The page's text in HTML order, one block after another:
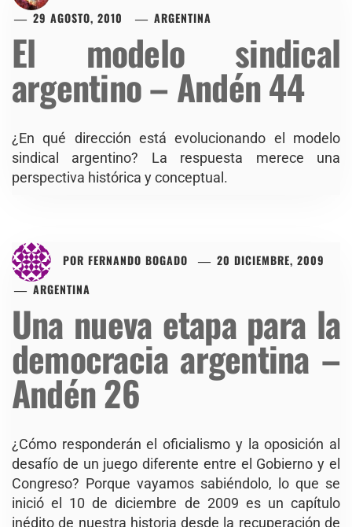
29 AGOSTO, 2010
ARGENTINA
El modelo sindical
argentino – Andén 44
¿En qué dirección está evolucionando el modelo
sindical argentino? La respuesta merece una
perspectiva histórica y conceptual.
POR FERNANDO BOGADO
20 DICIEMBRE, 2009
ARGENTINA
Una nueva etapa para la
democracia argentina –
Andén 26
¿Cómo responderán el oficialismo y la oposición al
desafío de un juego diferente entre el Gobierno y el
Congreso? Porque vayamos sabiéndolo, lo que se
inició el 10 de diciembre de 2009 es un capítulo
inédito de nuestra historia desde la recuperación de